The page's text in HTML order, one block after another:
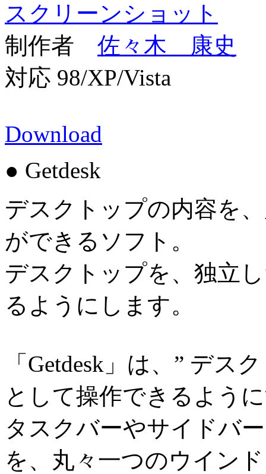
スクリーンショット
制作者 佐々木 康史
対応 98/XP/Vista
Download
● Getdesk
デスクトップの内容を
ができるソフト。
デスクトップを、独立
るようにします。
「Getdesk」は、” デス
として操作できるよう
タスクバーやサイドバ
を、丸々一つのウイン